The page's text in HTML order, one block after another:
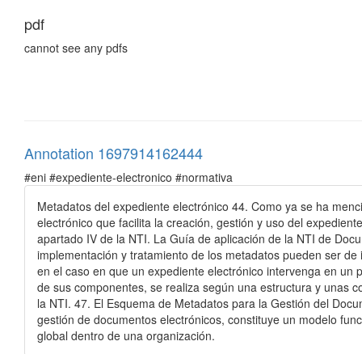
pdf
cannot see any pdfs
Annotation 1697914162444
#eni #expediente-electronico #normativa
Metadatos del expediente electrónico 44. Como ya se ha
electrónico que facilita la creación, gestión y uso del
apartado IV de la NTI. La Guía de aplicación de la NTI de
implementación y tratamiento de los metadatos pueden ser
en el caso en que un expediente electrónico intervenga en
de sus componentes, se realiza según una estructura y unas
la NTI. 47. El Esquema de Metadatos para la Gestión del
gestión de documentos electrónicos, constituye un modelo
global dentro de una organización.